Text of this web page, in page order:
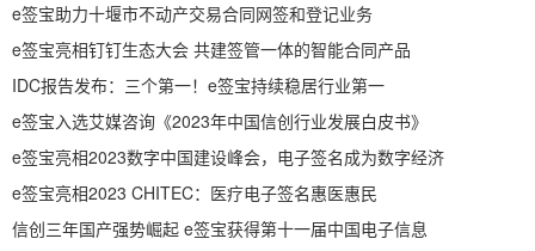
e签宝助力十堰市不动产交易合同网签和登记业务
e签宝亮相钉钉生态大会 共建签管一体的智能合同产品
IDC报告发布：三个第一！e签宝持续稳居行业第一
e签宝入选艾媒咨询《2023年中国信创行业发展白皮书》
e签宝亮相2023数字中国建设峰会，电子签名成为数字经济
e签宝亮相2023 CHITEC：医疗电子签名惠医惠民
信创三年国产强势崛起 e签宝获得第十一届中国电子信息